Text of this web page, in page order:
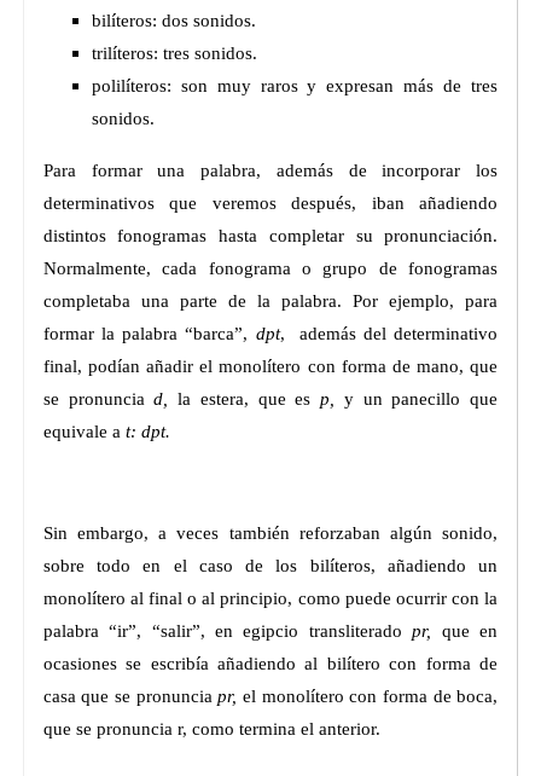
bilíteros: dos sonidos.
trilíteros: tres sonidos.
polilíteros: son muy raros y expresan más de tres
sonidos.
Para formar una palabra, además de incorporar los
determinativos que veremos después, iban añadiendo
distintos fonogramas hasta completar su pronunciación.
Normalmente, cada fonograma o grupo de fonogramas
completaba una parte de la palabra. Por ejemplo, para
formar la palabra “barca”, dpt, además del determinativo
final, podían añadir el monolítero con forma de mano, que
se pronuncia d, la estera, que esp,
y un panecillo que
equivale a t: dpt.
Sin embargo, a veces también reforzaban algún sonido,
sobre todo en el caso de los bilíteros, añadiendo un
monolítero al final o al principio, como puede ocurrir con la
palabra “ir”, “salir”, en egipcio transliteradopr, que en
ocasiones se escribía añadiendo al bilítero con forma de
casa que se pronunciapr, el monolítero con forma de boca,
que se pronuncia r, como termina el anterior.